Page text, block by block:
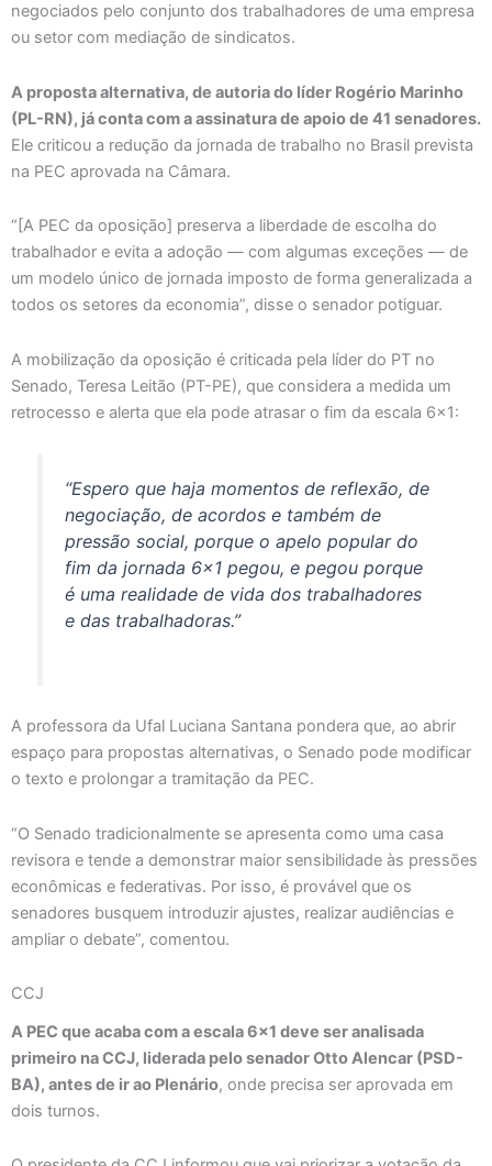
negociados pelo conjunto dos trabalhadores de uma empresa
ou setor com mediação de sindicatos.
A proposta alternativa, de autoria do líder Rogério Marinho
(PL-RN), já conta com a assinatura de apoio de 41 senadores.
Ele criticou a redução da jornada de trabalho no Brasil prevista
na PEC aprovada na Câmara.
“[A PEC da oposição] preserva a liberdade de escolha do
trabalhador e evita a adoção — com algumas exceções — de
um modelo único de jornada imposto de forma generalizada a
todos os setores da economia”, disse o senador potiguar.
A mobilização da oposição é criticada pela líder do PT no
Senado, Teresa Leitão (PT-PE), que considera a medida um
retrocesso e alerta que ela pode atrasar o fim da escala 6×1:
“Espero que haja momentos de reflexão, de
negociação, de acordos e também de
pressão social, porque o apelo popular do
fim da jornada 6×1 pegou, e pegou porque
é uma realidade de vida dos trabalhadores
e das trabalhadoras.”
A professora da Ufal Luciana Santana pondera que, ao abrir
espaço para propostas alternativas, o Senado pode modificar
o texto e prolongar a tramitação da PEC.
“O Senado tradicionalmente se apresenta como uma casa
revisora e tende a demonstrar maior sensibilidade às pressões
econômicas e federativas. Por isso, é provável que os
senadores busquem introduzir ajustes, realizar audiências e
ampliar o debate”, comentou.
CCJ
A PEC que acaba com a escala 6×1 deve ser analisada
primeiro na CCJ, liderada pelo senador Otto Alencar (PSD-
BA), antes de ir ao Plenário, onde precisa ser aprovada em
dois turnos.